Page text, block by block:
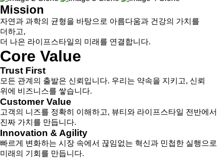
Mission
자연과 과학의 균형을 바탕으로 아름다움과 건강의 가치를
더하고,
더 나은 라이프스타일의 미래를 연결합니다.
Core Value
Trust First
모든 관계의 출발은 신뢰입니다. 우리는 약속을 지키고, 신뢰
위에 비즈니스를 쌓습니다.
Customer Value
고객의 니즈를 정확히 이해하고, 뷰티와 라이프스타일 전반에서
진짜 가치를 만듭니다.
Innovation & Agility
빠르게 변화하는 시장 속에서 끊임없는 혁신과 민첩한 실행으로
미래의 기회를 만듭니다.